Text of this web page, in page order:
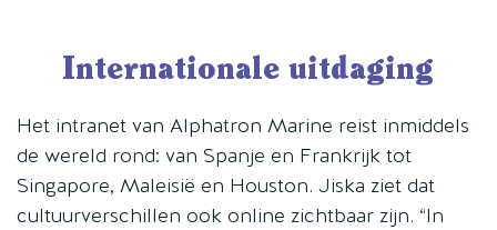
Internationale uitdaging
Het intranet van Alphatron Marine reist inmiddels
de wereld rond: van Spanje en Frankrijk tot
Singapore, Maleisië en Houston. Jiska ziet dat
cultuurverschillen ook online zichtbaar zijn. “In